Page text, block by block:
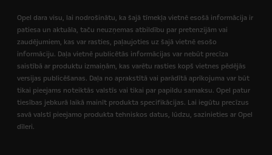
Opel dara visu, lai nodrošinātu, ka šajā tīmekļa vietnē esošā informācija ir
patiesa un aktuāla, taču neuzņemas atbildību par pretenzijām vai
zaudējumiem, kas var rasties, paļaujoties uz šajā vietnē esošo
informāciju. Daļa vietnē publicētās informācijas var nebūt precīza
saistībā ar produktu izmaiņām, kas varētu rasties kopš vietnes pēdējās
versijas publicēšanas. Daļa no aprakstītā vai parādītā aprīkojuma var būt
tikai pieejams noteiktās valstīs vai tikai par papildu samaksu. Opel patur
tiesības jebkurā laikā mainīt produkta specifikācijas. Lai iegūtu precīzus
savā valstī pieejamo produkta tehniskos datus, lūdzu, sazinieties ar Opel
dīleri.